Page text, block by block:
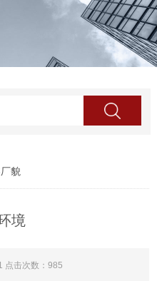
貌
境
点击次数： 985